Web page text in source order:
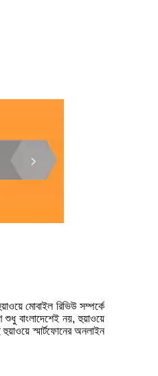
মোবাইল রিভিউ সম্পর্কে
বাংলাদেশেই নয়, হুয়াওয়ে
স্মার্টফোনের অনলাইন